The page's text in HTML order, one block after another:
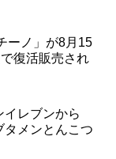
ーノ」が8月15
復活販売され
イレブンから
タメンとんこつ